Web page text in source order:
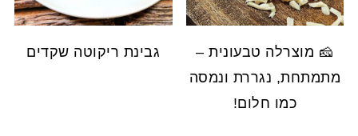
🧀 מוצרלה טבעונית –
מתמתחת, נגררת ונמסה
כמו חלום!
גבינת ריקוטה שקדים